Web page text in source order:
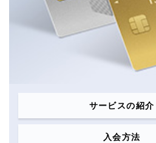
サービスの紹介
入会方法